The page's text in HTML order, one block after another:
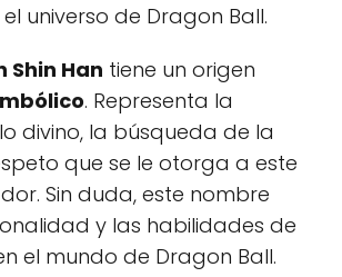
universo de Dragon Ball.
Shin Han tiene un origen
. Representa la
divino, la búsqueda de la
que se le otorga a este
Sin duda, este nombre
y las habilidades de
el mundo de Dragon Ball.